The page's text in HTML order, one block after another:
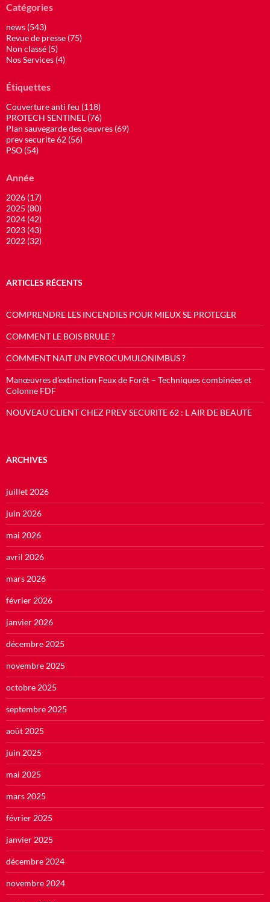
Catégories
news (543)
Revue de presse (75)
Non classé (5)
Nos Services (4)
Étiquettes
Couverture anti feu (118)
PROTECH SENTINEL (76)
Plan sauvegarde des oeuvres (69)
prev securite 62 (56)
PSO (54)
Année
2026 (17)
2025 (80)
2024 (42)
2023 (43)
2022 (32)
ARTICLES RÉCENTS
COMPRENDRE LES INCENDIES POUR MIEUX SE PROTEGER
COMMENT LE BOIS BRULE ?
COMMENT NAIT UN PYROCUMULONIMBUS ?
Manœuvres d’extinction Feux de Forêt – Techniques combinées et
Colonne FDF
NOUVEAU CLIENT CHEZ PREV SECURITE 62 : L AIR DE BEAUTE
ARCHIVES
juillet 2026
juin 2026
mai 2026
avril 2026
mars 2026
février 2026
janvier 2026
décembre 2025
novembre 2025
octobre 2025
septembre 2025
août 2025
juin 2025
mai 2025
mars 2025
février 2025
janvier 2025
décembre 2024
novembre 2024